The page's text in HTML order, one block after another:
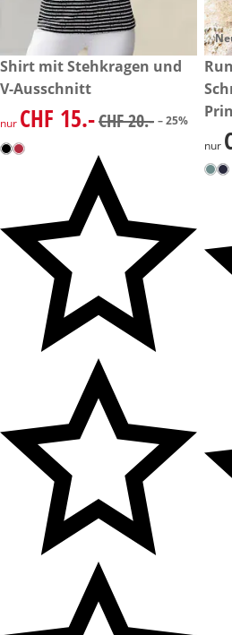
reduzierter Preis CHF 15.-,
-25%
Shirt mit Stehkragen und
V-Ausschnitt
reduzierter Preis CHF 15.-,
nur CHF 15.-CHF 20.- – 25%
nur